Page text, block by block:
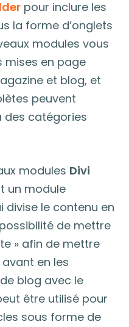
pour inclure les
la forme d’onglets
modules vous
mises en page
et blog, et
peuvent
des catégories
modules Divi
un module
divise le contenu en
de mettre
» afin de mettre
en les
blog avec le
être utilisé pour
sous forme de